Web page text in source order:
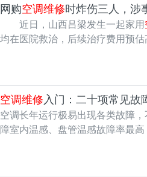
网购空调维修时炸伤三人，涉
近日，山西吕梁发生一起家用
均在医院救治，后续治疗费用预
空调维修入门：二十项常见故
空调长年运行极易出现各类故障
障室内温感、盘管温感故障率最